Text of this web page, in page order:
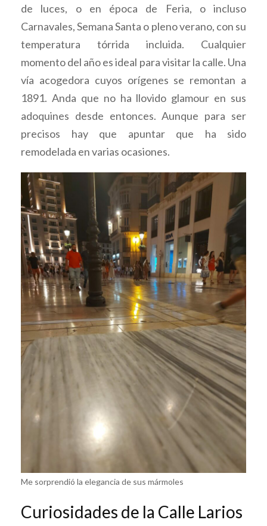
de luces, o en época de Feria, o incluso
Carnavales, Semana Santa o pleno verano, con su
temperatura tórrida incluida. Cualquier
momento del año es ideal para visitar la calle. Una
vía acogedora cuyos orígenes se remontan a
1891. Anda que no ha llovido glamour en sus
adoquines desde entonces. Aunque para ser
precisos hay que apuntar que ha sido
remodelada en varias ocasiones.
Me sorprendió la elegancia de sus mármoles
Curiosidades de la Calle Larios